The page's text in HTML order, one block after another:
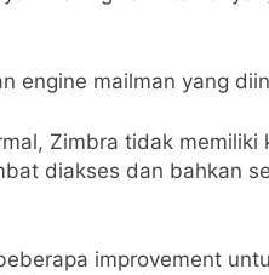
engine mailman yang
Zimbra tidak
diakses dan bahkan
improvement